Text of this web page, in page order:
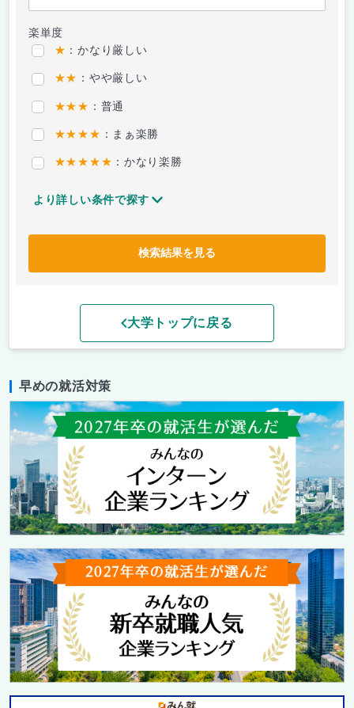
楽単度
★ ：かなり厳しい
★★ ：やや厳しい
★★★ ：普通
★★★★ ：まぁ楽勝
★★★★★ ：かなり楽勝
より詳しい条件で探す
検索結果を見る
大学トップに戻る
早めの就活対策